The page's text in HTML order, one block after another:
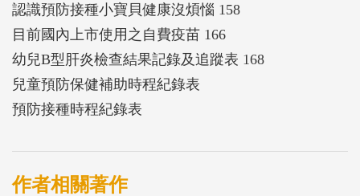
認識預防接種小寶貝健康沒煩惱 158
目前國內上市使用之自費疫苗 166
幼兒B型肝炎檢查結果記錄及追蹤表 168
兒童預防保健補助時程紀錄表
預防接種時程紀錄表
作者相關著作